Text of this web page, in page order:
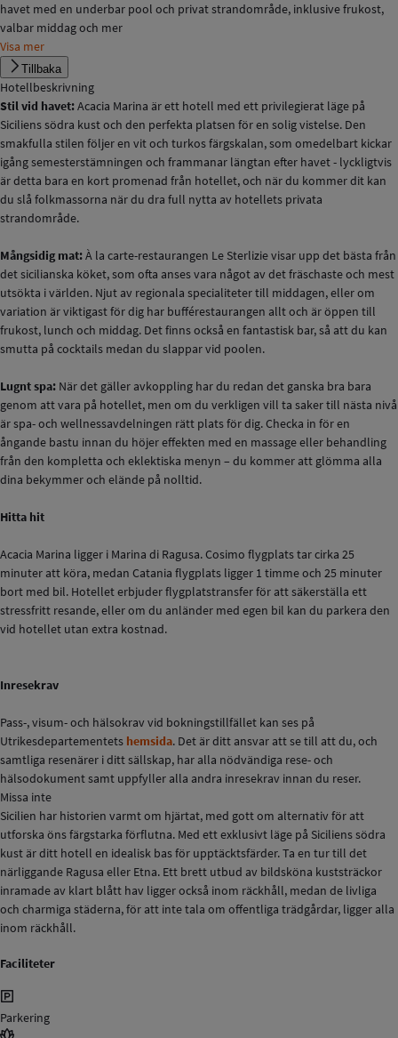
havet med en underbar pool och privat strandområde, inklusive frukost,
valbar middag och mer
Visa mer
Tillbaka
Hotellbeskrivning
Stil vid havet:Acacia Marina är ett hotell med ett privilegierat läge på
Siciliens södra kust och den perfekta platsen för en solig vistelse. Den
smakfulla stilen följer en vit och turkos färgskalan, som omedelbart kickar
igång semesterstämningen och frammanar längtan efter havet - lyckligtvis
är detta bara en kort promenad från hotellet, och när du kommer dit kan
du slå folkmassorna när du dra full nytta av hotellets privata
strandområde.
Mångsidig mat:À la carte-restaurangen Le Sterlizie visar upp det bästa från
det sicilianska köket, som ofta anses vara något av det fräschaste och mest
utsökta i världen. Njut av regionala specialiteter till middagen, eller om
variation är viktigast för dig har bufférestaurangen allt och är öppen till
frukost, lunch och middag. Det finns också en fantastisk bar, så att du kan
smutta på cocktails medan du slappar vid poolen.
Lugnt spa: När det gäller avkoppling har du redan det ganska bra bara
genom att vara på hotellet, men om du verkligen vill ta saker till nästa nivå
är spa- och wellnessavdelningen rätt plats för dig. Checka in för en
ångande bastu innan du höjer effekten med en massage eller behandling
från den kompletta och eklektiska menyn – du kommer att glömma alla
dina bekymmer och elände på nolltid.
Hitta hit
Acacia Marina ligger i Marina di Ragusa. Cosimo flygplats tar cirka 25
minuter att köra, medan Catania flygplats ligger 1 timme och 25 minuter
bort med bil. Hotellet erbjuder flygplatstransfer för att säkerställa ett
stressfritt resande, eller om du anländer med egen bil kan du parkera den
vid hotellet utan extra kostnad.
Inresekrav
Pass-, visum- och hälsokrav vid bokningstillfället kan ses på
Utrikesdepartementets hemsida. Det är ditt ansvar att se till att du, och
samtliga resenärer i ditt sällskap, har alla nödvändiga rese- och
hälsodokument samt uppfyller alla andra inresekrav innan du reser.
Missa inte
Sicilien har historien varmt om hjärtat, med gott om alternativ för att
utforska öns färgstarka förflutna. Med ett exklusivt läge på Siciliens södra
kust är ditt hotell en idealisk bas för upptäcktsfärder. Ta en tur till det
närliggande Ragusa eller Etna. Ett brett utbud av bildsköna kuststräckor
inramade av klart blått hav ligger också inom räckhåll, medan de livliga
och charmiga städerna, för att inte tala om offentliga trädgårdar, ligger alla
inom räckhåll.
Faciliteter
Parkering